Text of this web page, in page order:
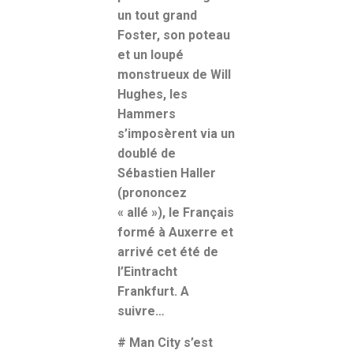
un tout grand
Foster, son poteau
et un loupé
monstrueux de Will
Hughes, les
Hammers
s’imposèrent via un
doublé de
Sébastien Haller
(prononcez
« allé »), le Français
formé à Auxerre et
arrivé cet été de
l’Eintracht
Frankfurt. A
suivre…
# Man City s’est